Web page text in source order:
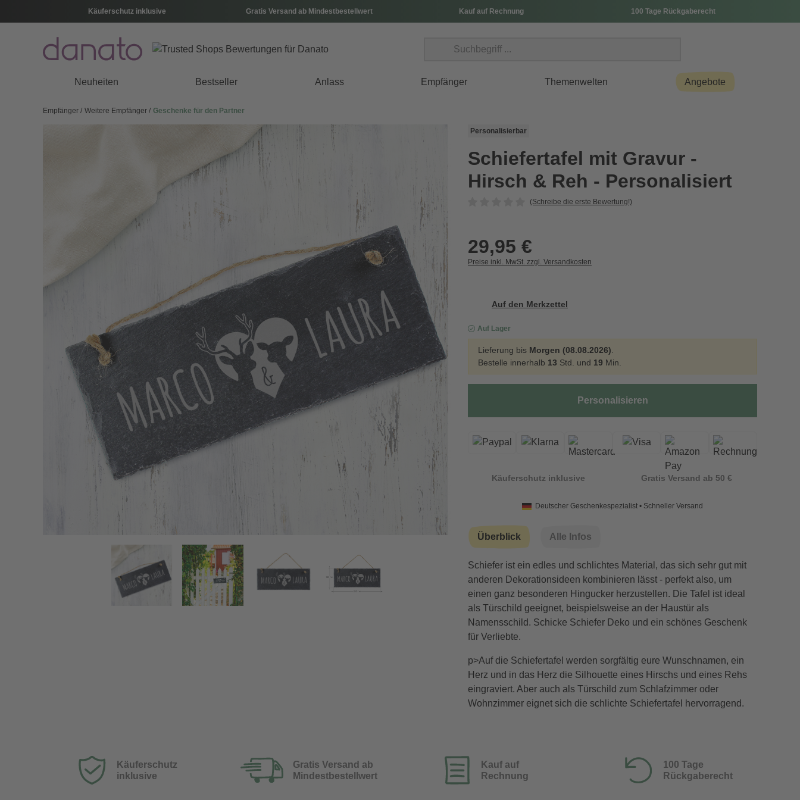
Käuferschutz inklusive Gratis Versand ab Mindestbestellwert Kauf auf Rechnung 100 Tage Rückgaberecht
Neuheiten Bestseller Anlass Empfänger Themenwelten Angebote
Empfänger Weitere Empfänger Geschenke für den Partner
Personalisierbar
Schiefertafel mit Gravur -
Hirsch & Reh - Personalisiert
(Schreibe die erste Bewertung!)
29,95 €
Preise inkl. MwSt. zzgl. Versandkosten
Auf den Merkzettel
Auf Lager
Lieferung bis Morgen (08.08.2026)
Bestelle innerhalb 13 Std. und 19 Min.
Personalisieren
Käuferschutz inklusive Gratis Versand ab 50 €
Deutscher Geschenkespezialist • Schneller Versand
Überblick Alle Infos
Schiefer ist ein edles und schlichtes Material, das sich sehr gut mit
anderen Dekorationsideen kombinieren lässt - perfekt also, um
einen ganz besonderen Hingucker herzustellen. Die Tafel ist ideal
als Türschild geeignet, beispielsweise an der Haustür als
Namensschild. Schicke Schiefer Deko und ein schönes Geschenk
für Verliebte.
p>Auf die Schiefertafel werden sorgfältig eure Wunschnamen, ein
Herz und in das Herz die Silhouette eines Hirschs und eines Rehs
eingraviert. Aber auch als Türschild zum Schlafzimmer oder
Wohnzimmer eignet sich die schlichte Schiefertafel hervorragend.
Käuferschutz
inklusive
Gratis Versand ab
Mindestbestellwert
Kauf auf
Rechnung
100 Tage
Rückgaberecht